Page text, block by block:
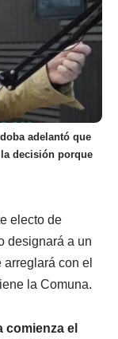
adelantó que
decisión porque
electo de
designará a un
con el
la Comuna.
comienza el